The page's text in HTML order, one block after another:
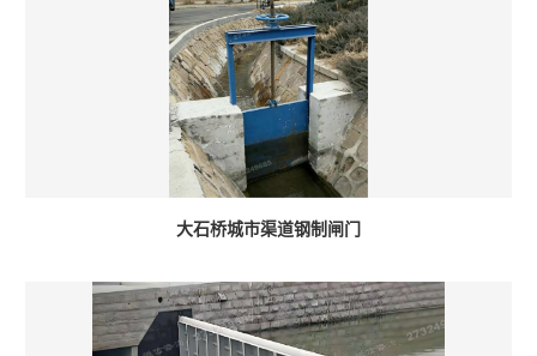
大石桥城市渠道钢制闸门